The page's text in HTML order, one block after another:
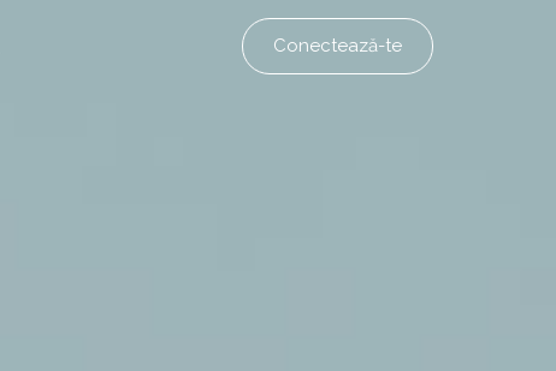
Conectează-te